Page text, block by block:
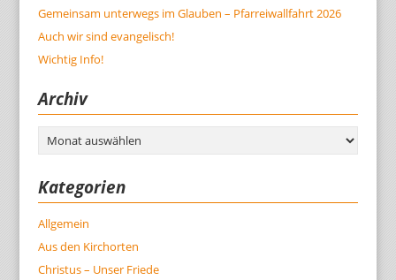
Gemeinsam unterwegs im Glauben – Pfarreiwallfahrt 2026
Auch wir sind evangelisch!
Wichtig Info!
Archiv
Archiv
Kategorien
Allgemein
Aus den Kirchorten
Christus – Unser Friede